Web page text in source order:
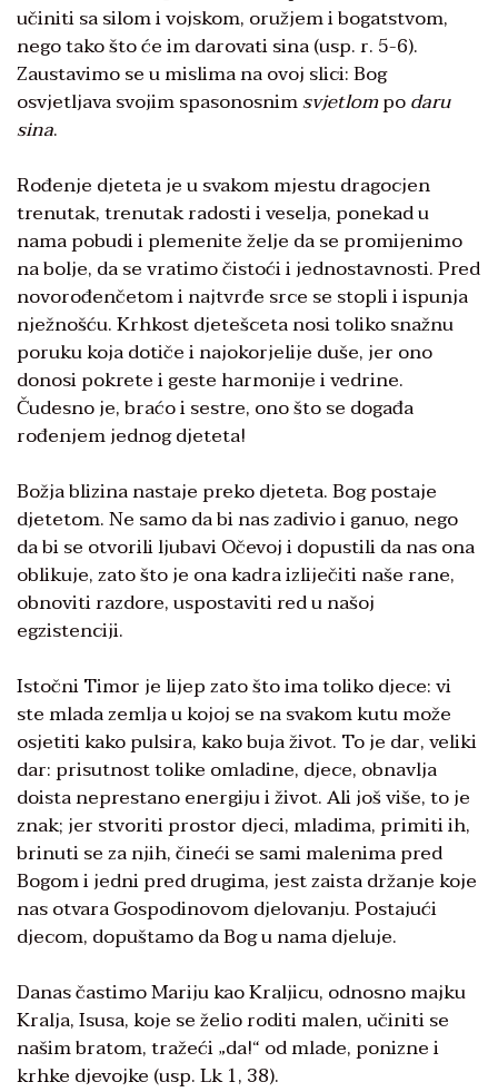
učiniti sa silom i vojskom, oružjem i bogatstvom,
nego tako što će im darovati sina (usp. r. 5-6).
Zaustavimo se u mislima na ovoj slici: Bog
osvjetljava svojim spasonosnimsvjetlompodaru
sina.
Rođenje djeteta je u svakom mjestu dragocjen
trenutak, trenutak radosti i veselja, ponekad u
nama pobudi i plemenite želje da se promijenimo
na bolje, da se vratimo čistoći i jednostavnosti. Pred
novorođenčetom i najtvrđe srce se stopli i ispunja
nježnošću. Krhkost djetešceta nosi toliko snažnu
poruku koja dotiče i najokorjelije duše, jer ono
donosi pokrete i geste harmonije i vedrine.
Čudesno je, braćo i sestre, ono što se događa
rođenjem jednog djeteta!
Božja blizina nastaje preko djeteta. Bog postaje
djetetom. Ne samo da bi nas zadivio i ganuo, nego
da bi se otvorili ljubavi Očevoj i dopustili da nas ona
oblikuje, zato što je ona kadra izliječiti naše rane,
obnoviti razdore, uspostaviti red u našoj
egzistenciji.
Istočni Timor je lijep zato što ima toliko djece: vi
ste mlada zemlja u kojoj se na svakom kutu može
osjetiti kako pulsira, kako buja život. To je dar, veliki
dar: prisutnost tolike omladine, djece, obnavlja
doista neprestano energiju i život. Ali još više, to je
znak; jer stvoriti prostor djeci, mladima, primiti ih,
brinuti se za njih, čineći se sami malenima pred
Bogom i jedni pred drugima, jest zaista držanje koje
nas otvara Gospodinovom djelovanju. Postajući
djecom, dopuštamo da Bog u nama djeluje.
Danas častimo Mariju kao Kraljicu, odnosno majku
Kralja, Isusa, koje se želio roditi malen, učiniti se
našim bratom, tražeći „da!“ od mlade, ponizne i
krhke djevojke (usp. Lk 1, 38).